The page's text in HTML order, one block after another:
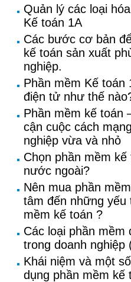
Quản lý các loại
Kế toán 1A
Các bước cơ bản
kế toán sản xuất
nghiệp.
Phần mềm Kế
điện tử như thế
Phần mềm kế toán
cận cuộc cách
nghiệp vừa và nhỏ
Chọn phần mềm
nước ngoài?
Nên mua phần
tâm đến những yếu
mềm kế toán ?
Các loại phần mềm
trong doanh nghiệp
Khái niệm và một
dụng phần mềm kế